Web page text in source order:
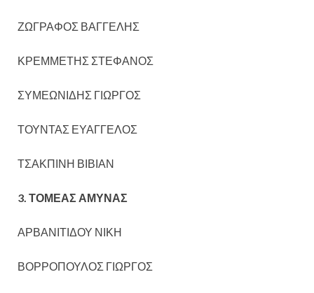
ΖΩΓΡΑΦΟΣ ΒΑΓΓΕΛΗΣ
ΚΡΕΜΜΕΤΗΣ ΣΤΕΦΑΝΟΣ
ΣΥΜΕΩΝΙΔΗΣ ΓΙΩΡΓΟΣ
ΤΟΥΝΤΑΣ ΕΥΑΓΓΕΛΟΣ
ΤΣΑΚΠΙΝΗ ΒΙΒΙΑΝ
3. ΤΟΜΕΑΣ ΑΜΥΝΑΣ
ΑΡΒΑΝΙΤΙΔΟΥ ΝΙΚΗ
ΒΟΡΡΟΠΟΥΛΟΣ ΓΙΩΡΓΟΣ